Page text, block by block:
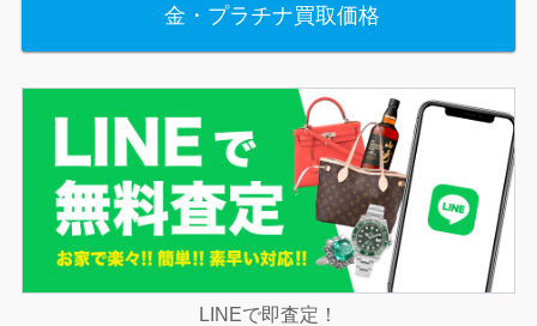
金・プラチナ買取価格
LINEで即査定！